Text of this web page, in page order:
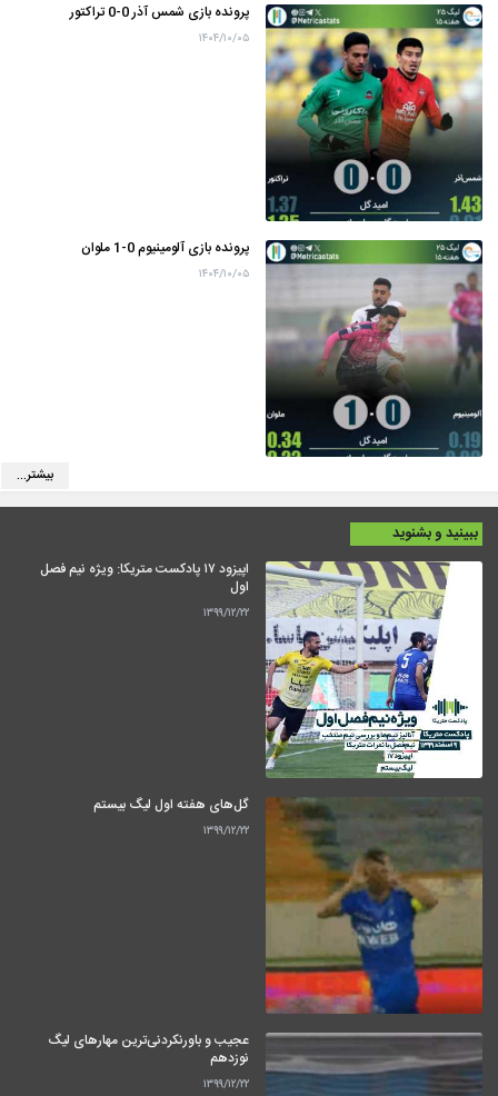
پرونده بازی شمس آذر 0-0 تراکتور
۱۴۰۴/۱۰/۰۵
پرونده بازی آلومینیوم 0-1 ملوان
۱۴۰۴/۱۰/۰۵
بیشتر...
ببینید و بشنوید
اپیزود ۱۷ پادکست متریکا: ویژه نیم فصل
اول
۱۳۹۹/۱۲/۲۲
گل‌های هفته اول لیگ بیستم
۱۳۹۹/۱۲/۲۲
عجیب و باورنکردنی‌ترین مهارهای لیگ
نوزدهم
۱۳۹۹/۱۲/۲۲